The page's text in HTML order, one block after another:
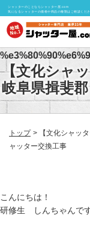
シャッターのことならシャッター屋.com
気になるシャッターの価格や商品の種類はご相談くださ
【文化シャ
岐阜県揖斐
トップ
【文化シャ
ャッター交換工事
こんにちは！
研修生 しんちゃんで